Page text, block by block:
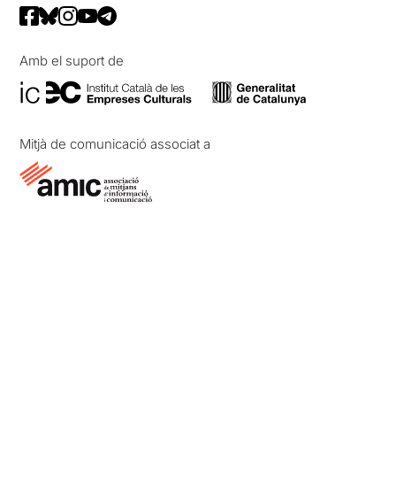
Amb el suport de
Mitjà de comunicació associat a